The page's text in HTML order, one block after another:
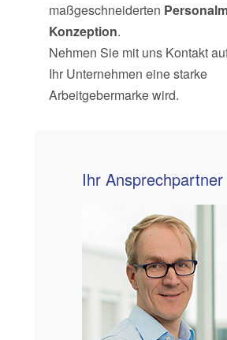
maßge­schneiderten
Konzeption.
Nehmen Sie mit uns Kontakt
Ihr Unternehmen eine starke
Arbeitgebermarke wird.
Ihr Ansprechpartner